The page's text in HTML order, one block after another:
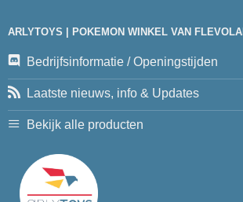
ARLYTOYS | POKEMON WINKEL VAN
Bedrijfsinformatie / Openingstijden
Laatste nieuws, info & Updates
Bekijk alle producten